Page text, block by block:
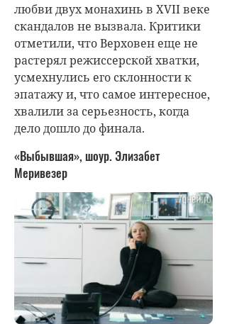
любви двух монахинь в XVII веке
скандалов не вызвала. Критики
отметили, что Верховен еще не
растерял режиссерской хватки,
усмехнулись его склонности к
эпатажу и, что самое интересное,
хвалили за серьезность, когда
дело дошло до финала.
«Выбывшая», шоур. Элизабет
Меривезер